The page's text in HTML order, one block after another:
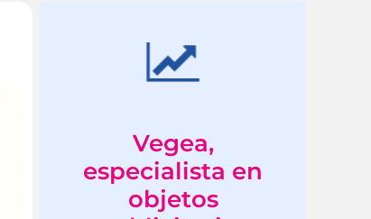
Vegea,
especialista en
objetos